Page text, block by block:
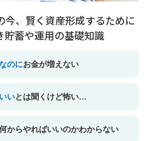
今、賢く資産形成するために
貯蓄や運用の基礎知識
のにお金が増えない
いとは聞くけど怖い…
からやればいいのかわからない